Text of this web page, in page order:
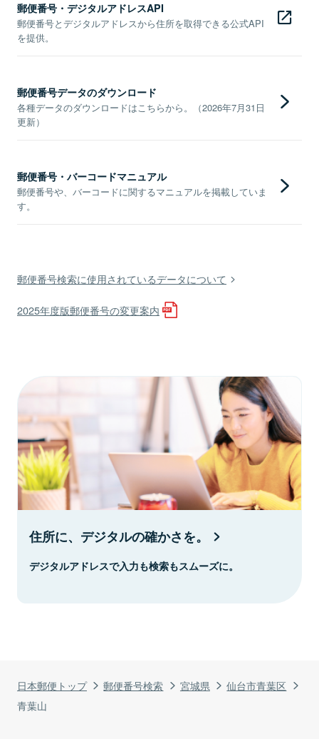
日本郵便トップ 郵便番号検索 宮城県
仙台市青葉区
青葉山
郵便番号・デジタルアドレスAPI
郵便番号とデジタルアドレスから住所を取得できる公式API
を提供。
郵便番号データのダウンロード
各種データのダウンロードはこちらから。（2026年7月31日
更新）
郵便番号・バーコードマニュアル
郵便番号や、バーコードに関するマニュアルを掲載していま
す。
郵便番号検索に使用されているデータについて
2025年度版郵便番号の変更案内
住所に、デジタルの確かさを。
デジタルアドレスで入力も検索もスムーズに。